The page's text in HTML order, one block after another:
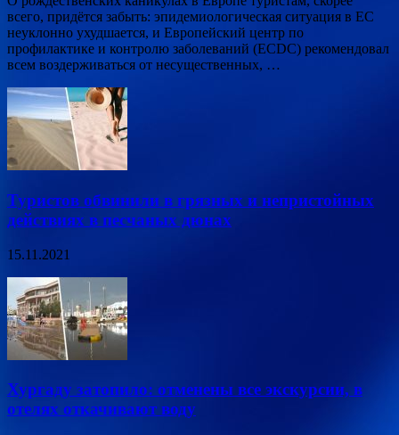
всего, придётся забыть: эпидемиологическая ситуация в ЕС
неуклонно ухудшается, и Европейский центр по
профилактике и контролю заболеваний (ECDC) рекомендовал
всем воздерживаться от несущественных, …
Туристов обвинили в грязных и непристойных
действиях в песчаных дюнах
15.11.2021
Хургаду затопило: отменены все экскурсии, в
отелях откачивают воду